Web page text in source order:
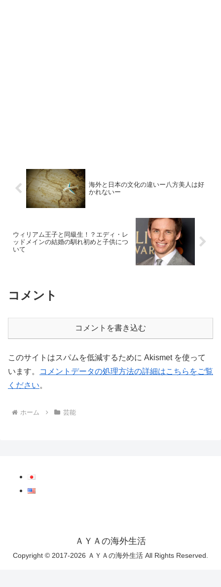
海外と日本の文化の違いー八方美人は好
かれないー
ウィリアム王子と同級生！？エディ・レ
ッドメインの結婚の馴れ初めと子供につ
いて
コメント
コメントを書き込む
このサイトはスパムを低減するために Akismet を使って
います。
コメントデータの処理方法の詳細はこちらをご覧
ください。
ホーム 芸能
ＡＹＡの海外生活
Copyright © 2017-2026 ＡＹＡの海外生活 All Rights Reserved.